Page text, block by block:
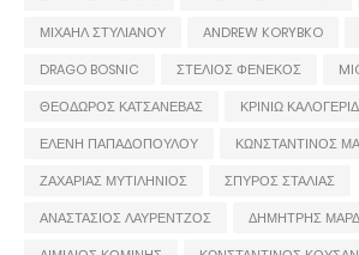
ΜΙΧΑΗΛ ΣΤΥΛΙΑΝΟΥ
ANDREW KORYBKO
DRAGO BOSNIC
ΣΤΕΛΙΟΣ ΦΕΝΕΚΟΣ
ΘΕΟΔΩΡΟΣ ΚΑΤΣΑΝΕΒΑΣ
ΚΡΙΝΙΩ
ΕΛΕΝΗ ΠΑΠΑΔΟΠΟΥΛΟΥ
ΚΩΝΣΤΑΝΤΙΝΟΣ
ΖΑΧΑΡΙΑΣ ΜΥΤΙΛΗΝΙΟΣ
ΣΠΥΡΟΣ ΣΤΑΛΙΑΣ
ΑΝΑΣΤΑΣΙΟΣ ΛΑΥΡΕΝΤΖΟΣ
ΔΗΜΗΤΡΗΣ